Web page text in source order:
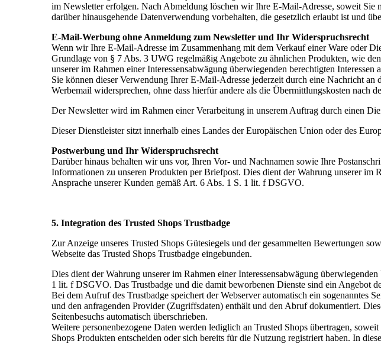
im Newsletter erfolgen. Nach Abmeldung löschen wir Ihre E-Mail-Adresse, soweit
darüber hinausgehende Datenverwendung vorbehalten, die gesetzlich erlaubt ist und
E-Mail-Werbung ohne Anmeldung zum Newsletter und Ihr Widerspruchsrecht
Wenn wir Ihre E-Mail-Adresse im Zusammenhang mit dem Verkauf einer Ware oder
Grundlage von § 7 Abs. 3 UWG regelmäßig Angebote zu ähnlichen Produkten, wie
unserer im Rahmen einer Interessensabwägung überwiegenden berechtigten
Sie können dieser Verwendung Ihrer E-Mail-Adresse jederzeit durch eine Nachricht
Werbemail widersprechen, ohne dass hierfür andere als die Übermittlungskosten nach
Der Newsletter wird im Rahmen einer Verarbeitung in unserem Auftrag durch einen
Dieser Dienstleister sitzt innerhalb eines Landes der Europäischen Union oder des
Postwerbung und Ihr Widerspruchsrecht
Darüber hinaus behalten wir uns vor, Ihren Vor- und Nachnamen sowie Ihre
Informationen zu unseren Produkten per Briefpost. Dies dient der Wahrung unserer im
Ansprache unserer Kunden gemäß Art. 6 Abs. 1 S. 1 lit. f DSGVO.
5. Integration des Trusted Shops Trustbadge
Zur Anzeige unseres Trusted Shops Gütesiegels und der gesammelten Bewertungen
Webseite das Trusted Shops Trustbadge eingebunden.
Dies dient der Wahrung unserer im Rahmen einer Interessensabwägung
1 lit. f DSGVO. Das Trustbadge und die damit beworbenen Dienste sind ein Angebot
Bei dem Aufruf des Trustbadge speichert der Webserver automatisch ein
und den anfragenden Provider (Zugriffsdaten) enthält und den Abruf dokumentiert.
Seitenbesuchs automatisch überschrieben.
Weitere personenbezogene Daten werden lediglich an Trusted Shops übertragen,
Shops Produkten entscheiden oder sich bereits für die Nutzung registriert haben. In